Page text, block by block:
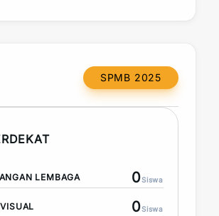
SPMB 2025
LEMBAGA 0Siswa
0Siswa